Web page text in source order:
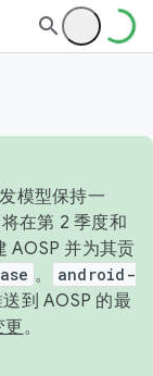
模型保持一
在第 2 季度和
AOSP 并为其贡
。
android-
到 AOSP 的最
更。